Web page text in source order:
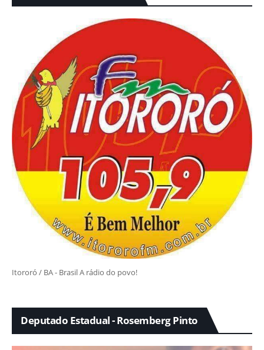
Itororó / BA - Brasil A rádio do povo!
Deputado Estadual - Rosemberg Pinto